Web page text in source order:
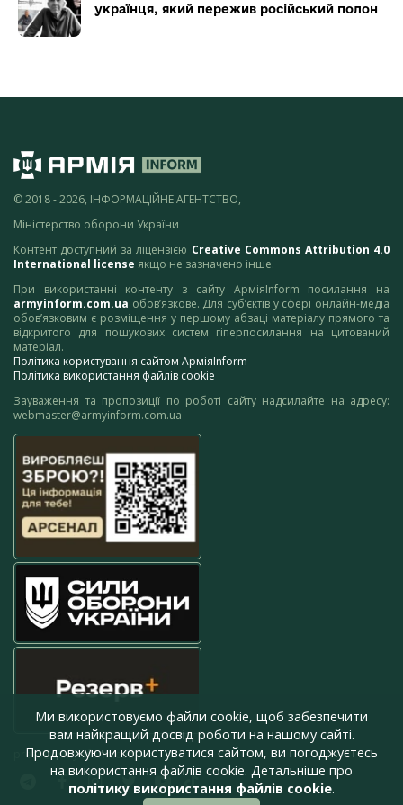
українця, який пережив російський полон
© 2018 - 2026, ІНФОРМАЦІЙНЕ АГЕНТСТВО,
Міністерство оборони України
Контент доступний за ліцензією Creative Commons Attribution 4.0
International license якщо не зазначено інше.
При використанні контенту з сайту АрміяInform посилання на
armyinform.com.ua обов’язкове. Для суб’єктів у сфері онлайн-медіа
обов’язковим є розміщення у першому абзаці матеріалу прямого та
відкритого для пошукових систем гіперпосилання на цитований
матеріал.
Політика користування сайтом АрміяInform
Політика використання файлів cookie
Зауваження та пропозиції по роботі сайту надсилайте на адресу:
webmaster@armyinform.com.ua
press@armyinform.com.ua
Ми використовуємо файли cookie, щоб забезпечити
вам найкращий досвід роботи на нашому сайті.
Продовжуючи користуватися сайтом, ви погоджуєтесь
на використання файлів cookie. Детальніше про
політику використання файлів cookie.